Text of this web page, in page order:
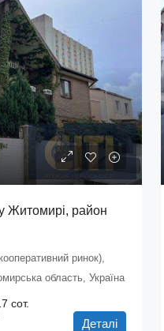
Житомирі, район
ринок),
область, Україна
сот.
Деталі